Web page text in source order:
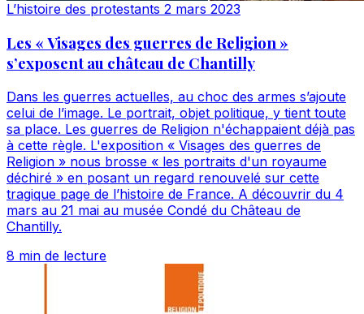
L’histoire des protestants 2 mars 2023
Les « Visages des guerres de Religion »
s’exposent au château de Chantilly
Dans les guerres actuelles, au choc des armes s’ajoute
celui de l’image. Le portrait, objet politique, y tient toute
sa place. Les guerres de Religion n'échappaient déjà pas
à cette règle. L'exposition « Visages des guerres de
Religion » nous brosse « les portraits d'un royaume
déchiré » en posant un regard renouvelé sur cette
tragique page de l’histoire de France. A découvrir du 4
mars au 21 mai au musée Condé du Château de
Chantilly.
8 min de lecture